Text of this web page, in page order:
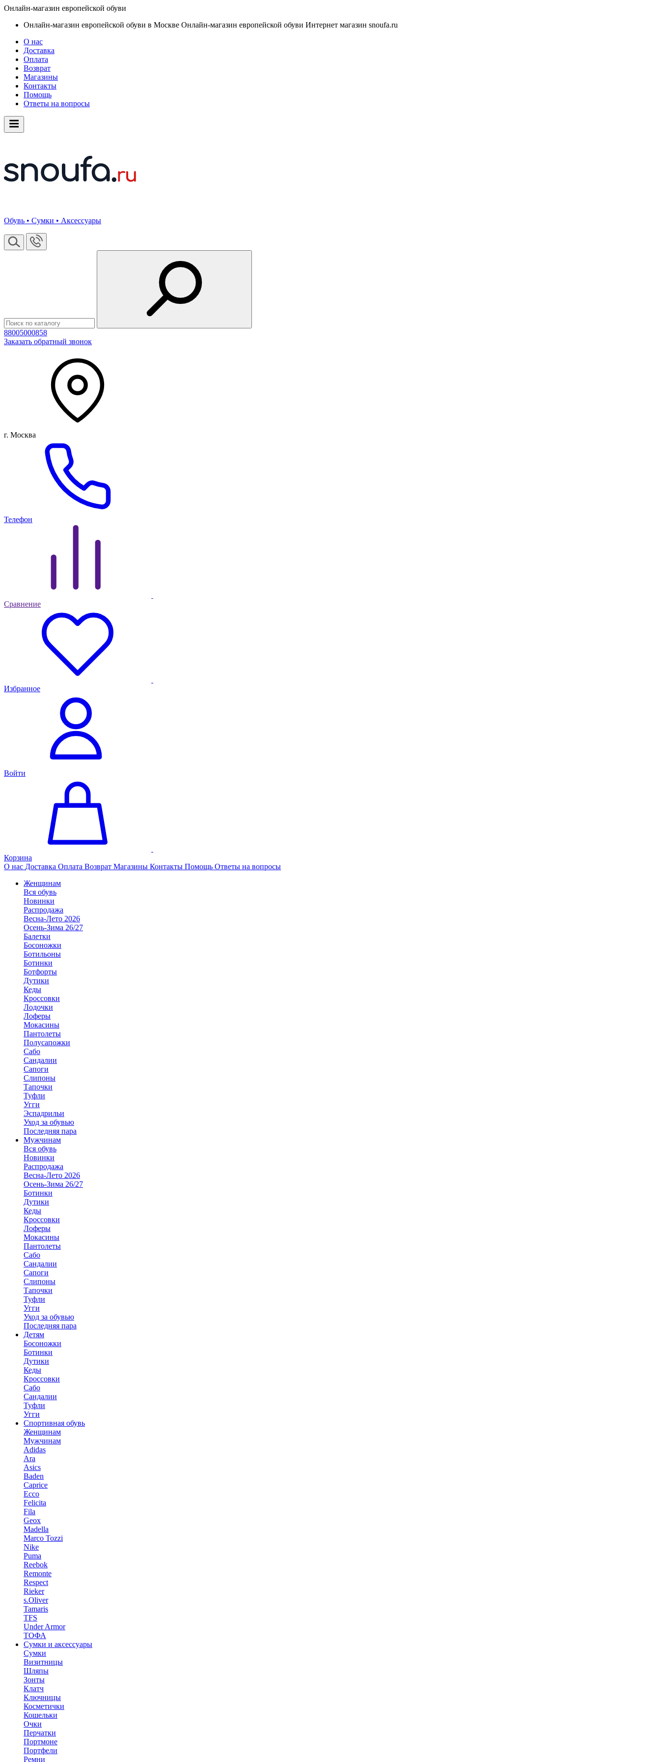
Онлайн-магазин европейской обуви
Онлайн-магазин европейской обуви в Москве Онлайн-магазин европейской обуви Интернет магазин snoufa.ru
О нас
Доставка
Оплата
Возврат
Магазины
Контакты
Помощь
Ответы на вопросы
Обувь • Сумки • Аксессуары
88005000858
Заказать обратный звонок
г. Москва
Телефон
Сравнение
Избранное
Войти
Корзина
О нас Доставка Оплата Возврат Магазины Контакты Помощь Ответы на вопросы
Женщинам
Вся обувь
Новинки
Распродажа
Весна-Лето 2026
Осень-Зима 26/27
Балетки
Босоножки
Ботильоны
Ботинки
Ботфорты
Дутики
Кеды
Кроссовки
Лодочки
Лоферы
Мокасины
Пантолеты
Полусапожки
Сабо
Сандалии
Сапоги
Слипоны
Тапочки
Туфли
Угги
Эспадрильи
Уход за обувью
Последняя пара
Мужчинам
Вся обувь
Новинки
Распродажа
Весна-Лето 2026
Осень-Зима 26/27
Ботинки
Дутики
Кеды
Кроссовки
Лоферы
Мокасины
Пантолеты
Сабо
Сандалии
Сапоги
Слипоны
Тапочки
Туфли
Угги
Уход за обувью
Последняя пара
Детям
Босоножки
Ботинки
Дутики
Кеды
Кроссовки
Сабо
Сандалии
Туфли
Угги
Спортивная обувь
Женщинам
Мужчинам
Adidas
Ara
Asics
Baden
Caprice
Ecco
Felicita
Fila
Geox
Madella
Marco Tozzi
Nike
Puma
Reebok
Remonte
Respect
Rieker
s.Oliver
Tamaris
TFS
Under Armor
ТОФА
Сумки и аксессуары
Сумки
Визитницы
Шляпы
Зонты
Клатч
Ключницы
Косметички
Кошельки
Очки
Перчатки
Портмоне
Портфели
Ремни